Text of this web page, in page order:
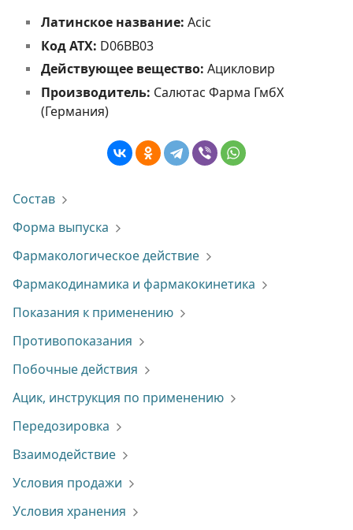
Латинское название: Acic
Код АТХ: D06BB03
Действующее вещество: Ацикловир
Производитель: Салютас Фарма ГмбХ
(Германия)
Состав
Форма выпуска
Фармакологическое действие
Фармакодинамика и фармакокинетика
Показания к применению
Противопоказания
Побочные действия
Ацик, инструкция по применению
Передозировка
Взаимодействие
Условия продажи
Условия хранения